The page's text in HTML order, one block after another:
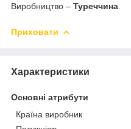
Виробництво – Туреччина
Приховати
Характеристики
Основні атрибути
Країна виробник